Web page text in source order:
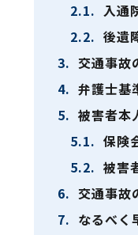
2.1. 入通
2.2. 後遺
3. 交通事故
4. 弁護士基
5. 被害者本
5.1. 保険
5.2. 被害
6. 交通事故
7. なるべく